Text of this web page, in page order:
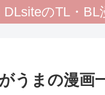
のTL・BL
うまの漫画